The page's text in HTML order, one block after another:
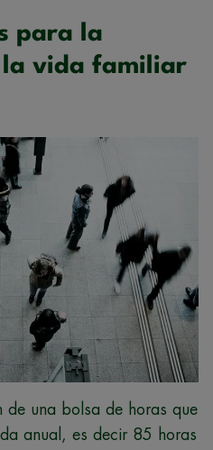
para la
la vida familiar
de una bolsa de horas que
anual, es decir 85 horas